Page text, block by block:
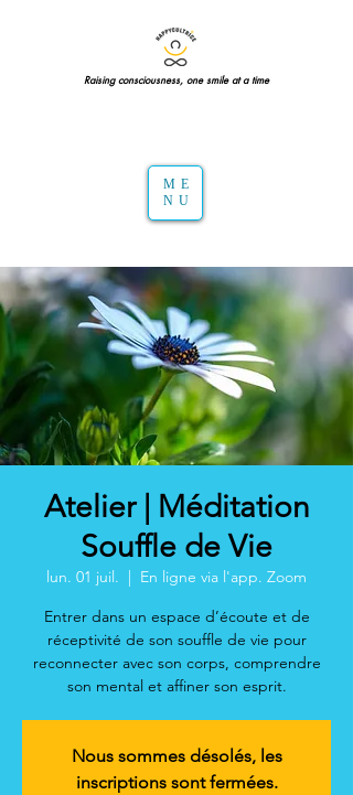
Raising consciousness, one smile at a time
ME
NU
Atelier | Méditation
Souffle de Vie
lun. 01 juil.
  |
En ligne via l'app. Zoom
Entrer dans un espace d’écoute et de
réceptivité de son souffle de vie pour
reconnecter avec son corps, comprendre
son mental et affiner son esprit.
Nous sommes désolés, les
inscriptions sont fermées.